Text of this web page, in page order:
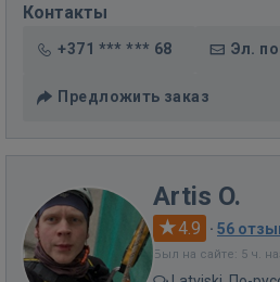
Контакты
+371 *** *** 68 Эл.
Предложить заказ
Artis O.
4.9 · 56
Был на сайте: 5 ч.